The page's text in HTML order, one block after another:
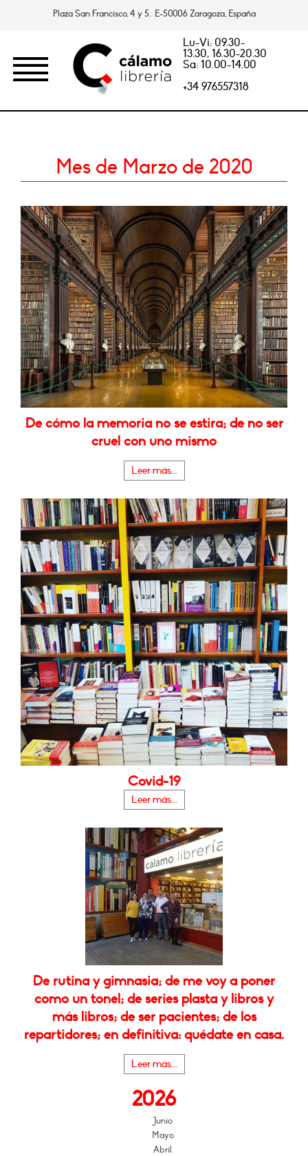
Plaza San Francisco, 4 y 5. E-50006 Zaragoza, España
Lu-Vi: 09.30-
13.30, 16.30-20.30
Sa: 10.00-14.00
+34 976557318
Mes de Marzo de 2020
De cómo la memoria no se estira; de no ser
cruel con uno mismo
Leer más...
Covid-19
Leer más...
De rutina y gimnasia; de me voy a poner
como un tonel; de series plasta y libros y
más libros; de ser pacientes; de los
repartidores; en definitiva: quédate en casa.
Leer más...
2026
Junio
Mayo
Abril